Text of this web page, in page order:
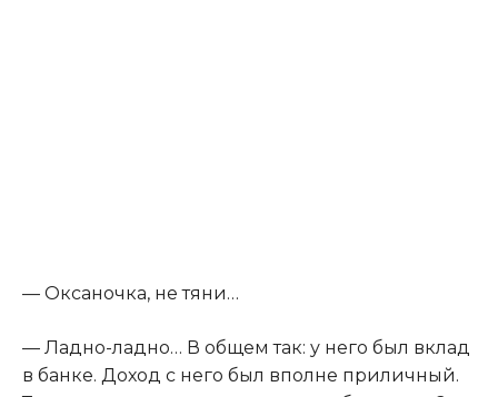
— Оксаночка, не тяни…
— Ладно-ладно… В общем так: у него был вклад
в банке. Доход с него был вполне приличный.